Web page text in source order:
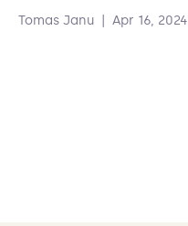
Tomas Janu Apr 16, 2024